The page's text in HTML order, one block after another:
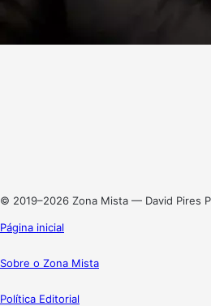
© 2019–2026 Zona Mista — David Pires
Página inicial
Sobre o Zona Mista
Política Editorial